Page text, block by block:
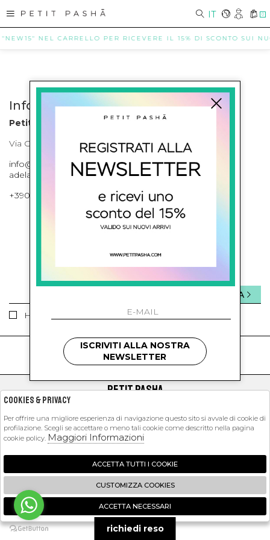
IT 0
NEL CARRELLO PER RICEVERE IL 15% DI SCONTO SUI
Info contatti
Petit Pasha
Via Cilea, 255 Napoli Corso Umberto I 301 Napoli
info@petitpasha.com, petitpasha@hotmail.it,
adelaide.petitpasha@hotmail.com
+39081643421 , +390812351280
ISCRIVITI ALLA NEWSLETTER
Ho letto ed accettato le condizioni sulla privacy.
INVIA
kids
PETIT PASHA
EXTRA
2026 Petit Pasha - P.iva : 09423341214 Powered by
Zucchetti
🍪
ISCRIVITI ALLA NOSTRA
NEWSLETTER
richiedi reso
Cookies & Privacy
Per offrire una migliore esperienza di navigazione questo sito si avvale di cookie di
profilazione. Scegli se accettare o meno tali cookie come descritto nella pagina
cookie policy. Maggiori Informazioni
ACCETTA TUTTI I COOKIE
CUSTOMIZZA COOKIES
ACCETTA NECESSARI